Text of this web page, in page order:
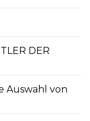
DER
Auswahl von